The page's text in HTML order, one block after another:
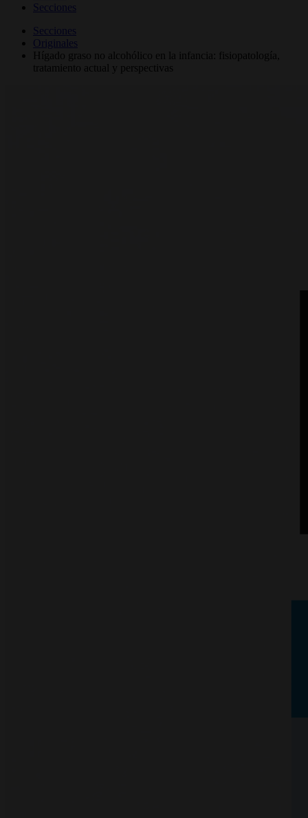
Secciones
Secciones
Originales
Hígado graso no alcohólico en la infancia: fisiopatología,
tratamiento actual y perspectivas